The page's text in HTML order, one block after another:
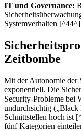
IT und Governance:
Systemverhalten
Zeitbombe
Mit der Autonomie der
exponentiell. Die
Security-Probleme bei
undurchsichtig
Schnittstellen hoch ist
fünf Kategorien